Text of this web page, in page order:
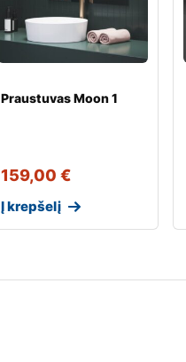
Praustuvas Moon 1
159,00€
Į krepšelį